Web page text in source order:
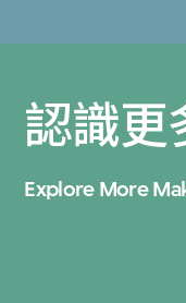
認識更
Explore More